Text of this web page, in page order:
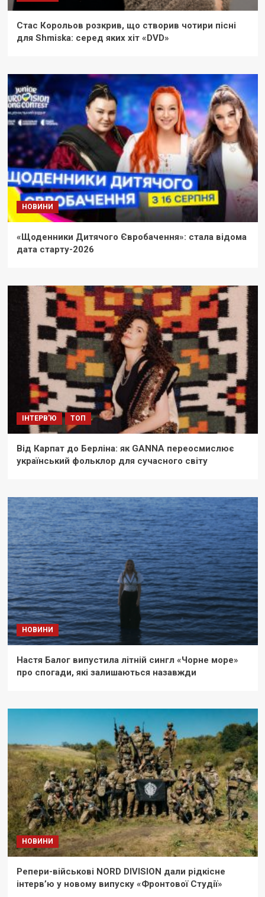
Стас Корольов розкрив, що створив чотири пісні
для Shmiska: серед яких хіт «DVD»
НОВИНИ
«Щоденники Дитячого Євробачення»: стала відома
дата старту-2026
ІНТЕРВ'Ю ТОП
Від Карпат до Берліна: як GANNA переосмислює
український фольклор для сучасного світу
НОВИНИ
Настя Балог випустила літній сингл «Чорне море»
про спогади, які залишаються назавжди
НОВИНИ
Репери-військові NORD DIVISION дали рідкісне
інтерв’ю у новому випуску «Фронтової Студії»